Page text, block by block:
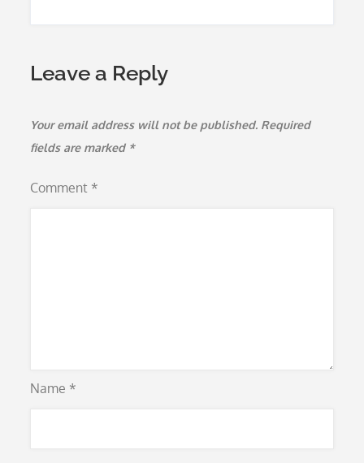
Leave a Reply
Your email address will not be published. Required
fields are marked *
Comment *
Name *